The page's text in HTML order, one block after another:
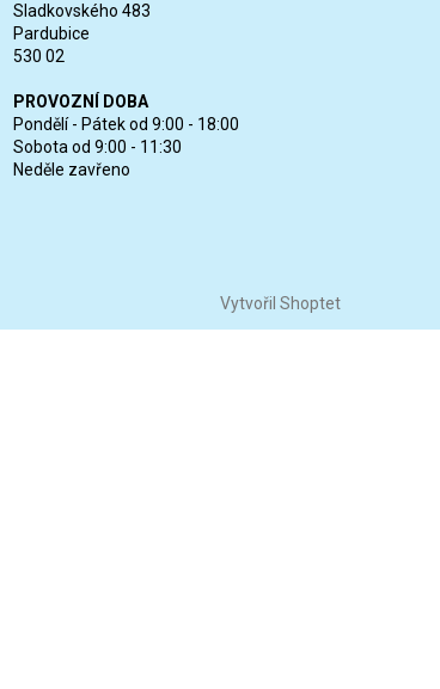
Sladkovského 483
Pardubice
530 02
PROVOZNÍ DOBA
Pondělí - Pátek od 9:00 - 18:00
Sobota od 9:00 - 11:30
Neděle zavřeno
Vytvořil Shoptet